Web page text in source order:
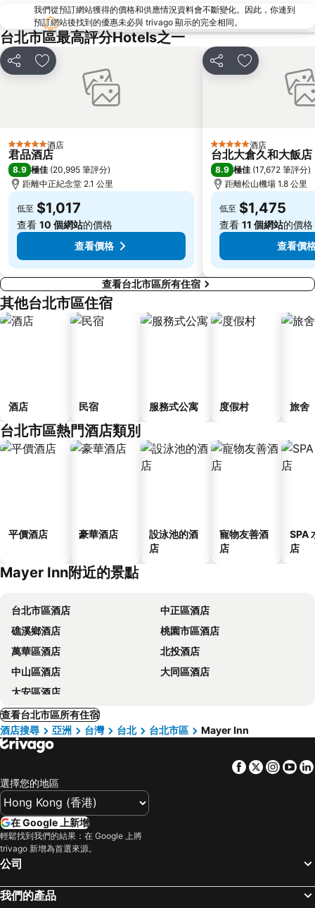
台北世貿中心
台北市政府
羅東夜市
台北東區
饒河街觀光夜市
南港站覽館
萬華區
淡水老街
基隆廟口夜市
捷運民權西路站
頂溪捷運站
永康街
大直美麗華
台北橋捷運站
我們從預訂網站獲得的價格和供應情況資料會不斷變化。因此，你連到
預訂網站後找到的優惠未必與 trivago 顯示的完全相同。
台北市區最高評分Hotels之一
分享 放到收藏夾
5 星級 酒店
君品酒店
8.9 極佳 (20,995 筆評分)
距離中正紀念堂 2.1 公里
低至 $1,017
查看 10 個網站的價格
查看價格
分享 放到收藏夾
5 星級 酒店
台北大倉久和大飯店
8.9 極佳 (17,672 筆評分)
距離松山機場 1.8 公里
低至 $1,475
查看 11 個網站的價格
查看價
查看台北市區所有住宿
其他台北市區住宿
酒店 民宿 服務式公寓 度假村 旅舍
台北市區熱門酒店類別
平價酒店 豪華酒店
設泳池的酒
店
寵物友善酒
店
SPA
店
Mayer Inn附近的景點
台北市區酒店
中正區酒店
礁溪鄉酒店
桃園市區酒店
萬華區酒店
北投酒店
中山區酒店
大同區酒店
大安區酒店
查看台北市區所有住宿
酒店搜尋
亞洲 台灣 台北 台北市區 Mayer Inn
Facebook
Twitter
選擇您的地區
在 Google 上新增
輕鬆找到我們的結果：在 Google 上將
trivago 新增為首選來源。
公司
我們的產品